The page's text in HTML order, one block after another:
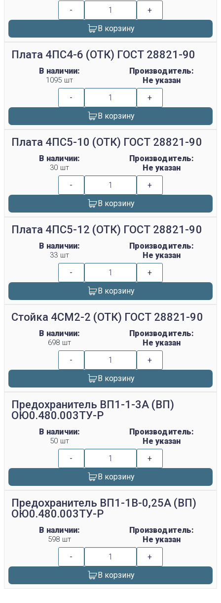
-
+
В корзину
Плата 4ПС4-6 (ОТК) ГОСТ 28821-90
В наличии:
1095 шт
Производитель:
Не указан
-
+
В корзину
Плата 4ПС5-10 (ОТК) ГОСТ 28821-90
В наличии:
30 шт
Производитель:
Не указан
-
+
В корзину
Плата 4ПС5-12 (ОТК) ГОСТ 28821-90
В наличии:
33 шт
Производитель:
Не указан
-
+
В корзину
Стойка 4СМ2-2 (ОТК) ГОСТ 28821-90
В наличии:
698 шт
Производитель:
Не указан
-
+
В корзину
Предохранитель ВП1-1-3А (ВП)
ОЮ0.480.003ТУ-Р
В наличии:
50 шт
Производитель:
Не указан
-
+
В корзину
Предохранитель ВП1-1В-0,25А (ВП)
ОЮ0.480.003ТУ-Р
В наличии:
598 шт
Производитель:
Не указан
-
+
В корзину